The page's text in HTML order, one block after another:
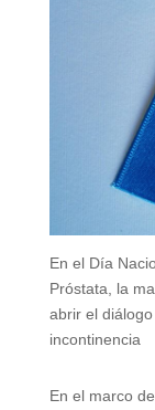
En el Día
Próstata, la
abrir el
incontinencia
En el marco